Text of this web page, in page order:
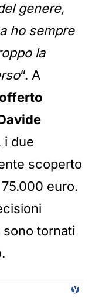
genere,
ho sempre
la
“. A
i due
scoperto
euro.
tornati